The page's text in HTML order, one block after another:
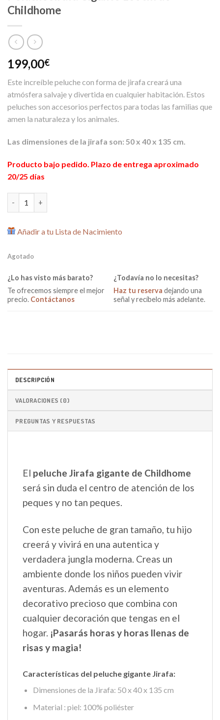
Childhome
199,00€
Este increíble peluche con forma de jirafa creará una
atmósfera salvaje y divertida en cualquier habitación. Estos
peluches son accesorios perfectos para todas las familias que
amen la naturaleza y los animales.
Las dimensiones de la jirafa son: 50 x 40 x 135 cm.
Producto bajo pedido. Plazo de entrega aproximado
20/25 días
Añadir a tu Lista de Nacimiento
Agotado
¿Lo has visto más barato?
Te ofrecemos siempre el mejor
precio. Contáctanos
¿Todavía no lo necesitas?
Haz tu reserva dejando una
señal y recíbelo más adelante.
DESCRIPCIÓN
VALORACIONES (0)
PREGUNTAS Y RESPUESTAS
El peluche Jirafa gigante de Childhome
será sin duda el centro de atención de los
peques y no tan peques.
Con este peluche de gran tamaño, tu hijo
creerá y vivirá en una autentica y
verdadera jungla moderna. Creas un
ambiente donde los niños pueden vivir
aventuras. Además es un elemento
decorativo precioso que combina con
cualquier decoración que tengas en el
hogar. ¡Pasarás horas y horas llenas de
risas y magia!
Características del peluche gigante Jirafa:
Dimensiones de la Jirafa: 50 x 40 x 135 cm
Material : piel: 100% poliéster